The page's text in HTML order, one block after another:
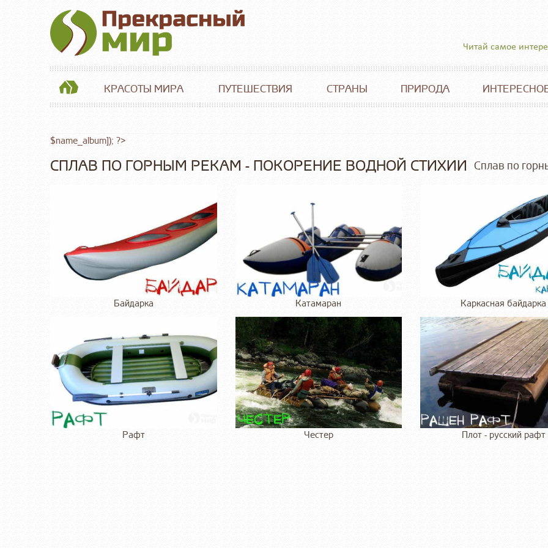
Читай самое
КРАСОТЫ МИРА ПУТЕШЕСТВИЯ СТРАНЫ ПРИРОДА
$name_album]); ?>
СПЛАВ ПО ГОРНЫМ РЕКАМ - ПОКОРЕНИЕ ВОДНОЙ СТИХИИ Сплав по
Байдарка Катамаран Каркасная байдарка
Рафт Честер Плот - русский рафт